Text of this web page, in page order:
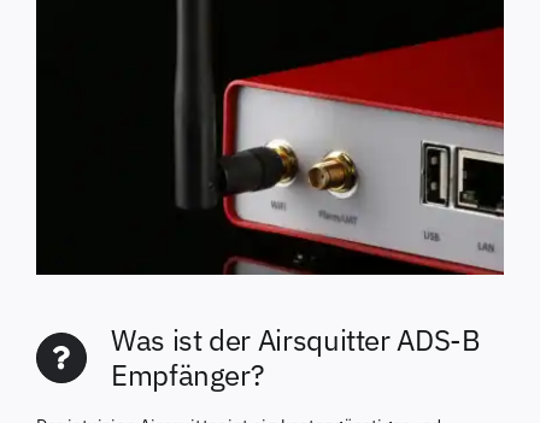
Was ist der Airsquitter ADS-B
Empfänger?